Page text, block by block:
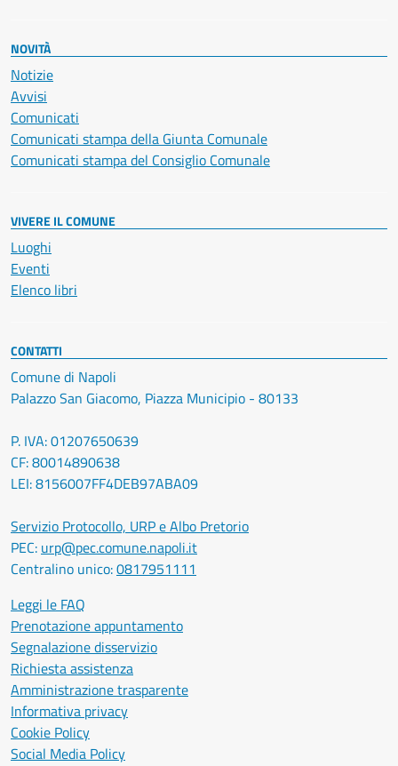
NOVITÀ
Notizie
Avvisi
Comunicati
Comunicati stampa della Giunta Comunale
Comunicati stampa del Consiglio Comunale
VIVERE IL COMUNE
Luoghi
Eventi
Elenco libri
CONTATTI
Comune di Napoli
Palazzo San Giacomo, Piazza Municipio - 80133
P. IVA: 01207650639
CF: 80014890638
LEI: 8156007FF4DEB97ABA09
Servizio Protocollo, URP e Albo Pretorio
PEC: urp@pec.comune.napoli.it
Centralino unico:0817951111
Leggi le FAQ
Prenotazione appuntamento
Segnalazione disservizio
Richiesta assistenza
Amministrazione trasparente
Informativa privacy
Cookie Policy
Social Media Policy